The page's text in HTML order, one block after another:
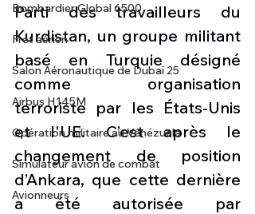
Bombardier Global 6500
Fret aérien
Salon Aéronautique de Dubaï 25
Airbus H145M
Opération militaire au Vénézuela
Simulateur avion de combat
Avionneurs
Parti des travailleurs du
Kurdistan, un groupe militant
basé en Turquie désigné
comme organisation
terroriste par les États-Unis
et l'UE. C’est après le
changement de position
d’Ankara, que cette dernière
a été autorisée par